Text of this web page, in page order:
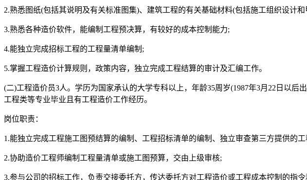
2.熟悉图纸(包括其说明及有关标准图集)、建筑工程的有关基础材料(包括施工组织设计
3.熟悉各种造价软件，能编制工程预决算，有较好的成本控制能力;
4.能独立完成招标工程的工程量清单编制;
5.掌握工程造价计算规则，政策内容，独立完成工程结算的审计及汇编工作。
(二)工程造价员3人。学历为国家承认的大学专科以上，年龄35周岁(1987年3月22日以
工程类等专业毕业且有工程造价工作经历。
岗位职责：
1.能独立完成工程施工图预结算的编制、工程招标清单的编制、独立审查第三方提供的
2.协助造价工程师编制工程量清单或施工图预算，交由上级审核;
3.参与公司的招标工作，负责交接委托方，传达委托方对工程造价或工程成本控制的指令